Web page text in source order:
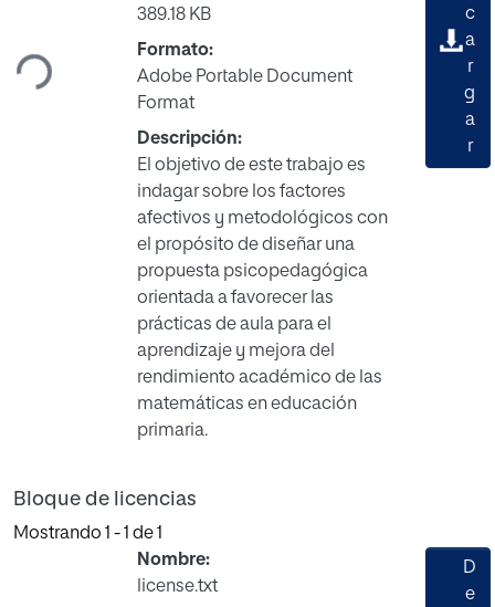
Cargando...
389.18 KB
Formato:
Adobe Portable Document
Format
Descripción:
El objetivo de este trabajo es
indagar sobre los factores
afectivos y metodológicos con
el propósito de diseñar una
propuesta psicopedagógica
orientada a favorecer las
prácticas de aula para el
aprendizaje y mejora del
rendimiento académico de las
matemáticas en educación
primaria.
c
a
r
g
a
r
Bloque de licencias
Mostrando 1 - 1 de 1
Nombre:
license.txt
D
e